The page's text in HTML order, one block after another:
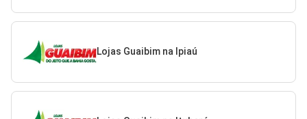
Lojas Guaibim na Ipiaú